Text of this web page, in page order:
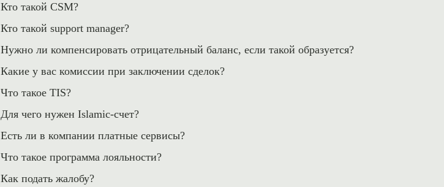
Кто такой CSM?
Кто такой support manager?
Нужно ли компенсировать отрицательный баланс, если такой образуется?
Какие у вас комиссии при заключении сделок?
Что такое TIS?
Для чего нужен Islamic-счет?
Есть ли в компании платные сервисы?
Что такое программа лояльности?
Как подать жалобу?